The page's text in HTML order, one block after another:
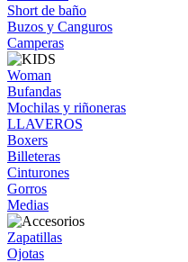
Short de baño
Buzos y Canguros
Camperas
Woman
Bufandas
Mochilas y riñoneras
LLAVEROS
Boxers
Billeteras
Cinturones
Gorros
Medias
Zapatillas
Ojotas